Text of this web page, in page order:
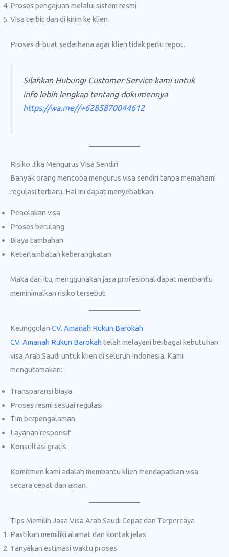
Proses pengajuan melalui sistem resmi
Visa terbit dan di kirim ke klien
Proses di buat sederhana agar klien tidak perlu repot.
Silahkan Hubungi Customer Service kami untuk
info lebih lengkap tentang dokumennya
https://wa.me//+6285870044612
Risiko Jika Mengurus Visa Sendiri
Banyak orang mencoba mengurus visa sendiri tanpa memahami
regulasi terbaru. Hal ini dapat menyebabkan:
Penolakan visa
Proses berulang
Biaya tambahan
Keterlambatan keberangkatan
Maka dari itu, menggunakan jasa profesional dapat membantu
meminimalkan risiko tersebut.
Keunggulan CV. Amanah Rukun Barokah
CV. Amanah Rukun Barokah telah melayani berbagai kebutuhan
visa Arab Saudi untuk klien di seluruh Indonesia. Kami
mengutamakan:
Transparansi biaya
Proses resmi sesuai regulasi
Tim berpengalaman
Layanan responsif
Konsultasi gratis
Komitmen kami adalah membantu klien mendapatkan visa
secara cepat dan aman.
Tips Memilih Jasa Visa Arab Saudi Cepat dan Terpercaya
Pastikan memiliki alamat dan kontak jelas
Tanyakan estimasi waktu proses